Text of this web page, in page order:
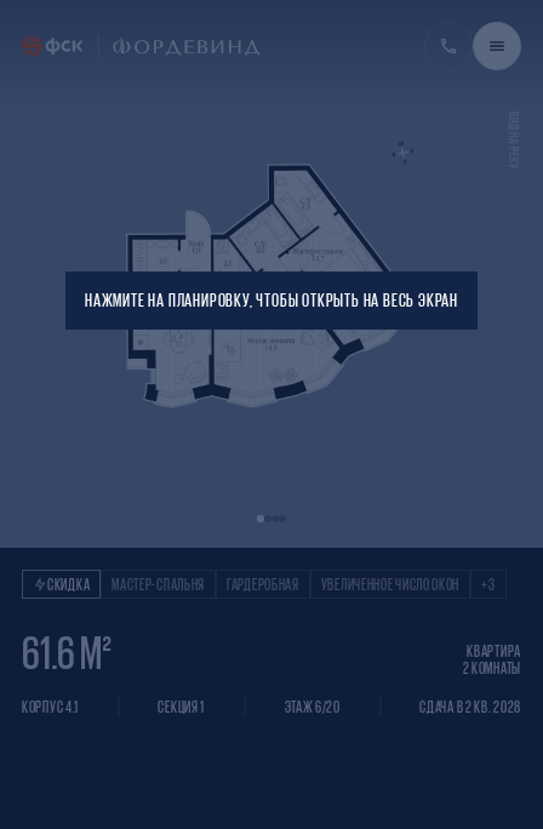
СКИДКА МАСТЕР-СПАЛЬНЯ ГАРДЕРОБНАЯ УВЕЛИЧЕННОЕ ЧИСЛО ОКОН +3
Квартира 2
61.6 М²
КВАРТИРА
2 КОМНАТЫ
КОРПУС 4.1 СЕКЦИЯ 1 ЭТАЖ 6/20 СДАЧА В 2 КВ. 2028
НАЖМИТЕ НА ПЛАНИРОВКУ, ЧТОБЫ ОТКРЫТЬ НА ВЕСЬ ЭКРАН